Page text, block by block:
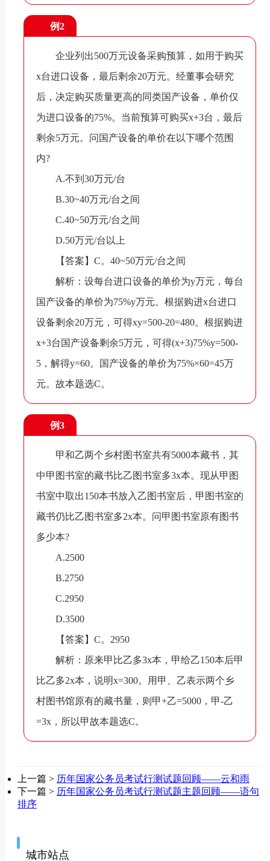
例2
企业列出500万元设备采购预算，如用于购买
x台进口设备，最后剩余20万元。经董事会研究
后，决定购买质量更高的同类国产设备，单价仅
为进口设备的75%。当前预算可购买x+3台，最后
剩余5万元。问国产设备的单价在以下哪个范围
内?
A.不到30万元/台
B.30~40万元/台之间
C.40~50万元/台之间
D.50万元/台以上
【答案】C。40~50万元/台之间
解析：设每台进口设备的单价为y万元，每台
国产设备的单价为75%y万元。根据购进x台进口
设备剩余20万元，可得xy=500-20=480。根据购进
x+3台国产设备剩余5万元，可得(x+3)75%y=500-
5，解得y=60。国产设备的单价为75%×60=45万
元。故本题选C。
例3
甲和乙两个乡村图书室共有5000本藏书，其
中甲图书室的藏书比乙图书室多3x本。现从甲图
书室中取出150本书放入乙图书室后，甲图书室的
藏书仍比乙图书室多2x本。问甲图书室原有图书
多少本?
A.2500
B.2750
C.2950
D.3500
【答案】C。2950
解析：原来甲比乙多3x本，甲给乙150本后甲
比乙多2x本，说明x=300。用甲、乙表示两个乡
村图书馆原有的藏书量，则甲+乙=5000，甲-乙
=3x，所以甲故本题选C。
上一篇 > 历年国家公务员考试行测试题回顾——云和雨
下一篇 > 历年国家公务员考试行测试题主题回顾——语句
排序
城市站点